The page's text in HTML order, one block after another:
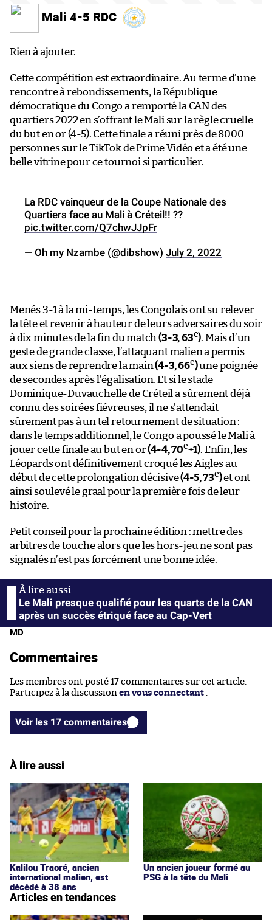
Mali 4-5 RDC
Rien à ajouter.
Cette compétition est extraordinaire. Au terme d’une
rencontre à rebondissements, la République
démocratique du Congo a remporté la CAN des
quartiers 2022 en s’offrant le Mali sur la règle cruelle
du but en or (4-5). Cette finale a réuni près de 8000
personnes sur le TikTok de Prime Vidéo et a été une
belle vitrine pour ce tournoi si particulier.
La RDC vainqueur de la Coupe Nationale des
Quartiers face au Mali à Créteil!! ??
pic.twitter.com/Q7chwJJpFr
— Oh my Nzambe (@dibshow) July 2, 2022
Menés 3-1 à la mi-temps, les Congolais ont su relever
la tête et revenir à hauteur de leurs adversaires du soir
à dix minutes de la fin du match(3-3, 63e). Mais d’un
geste de grande classe, l’attaquant malien a permis
aux siens de reprendre la main(4-3, 66e)une poignée
de secondes après l’égalisation. Et si le stade
Dominique-Duvauchelle de Créteil a sûrement déjà
connu des soirées fiévreuses, il ne s’attendait
sûrement pas à un tel retournement de situation :
dans le temps additionnel, le Congo a poussé le Mali à
jouer cette finale au but en or(4-4, 70e+1). Enfin, les
Léopards ont définitivement croqué les Aigles au
début de cette prolongation décisive(4-5, 73e)et ont
ainsi soulevé le graal pour la première fois de leur
histoire.
Petit conseil pour la prochaine édition :mettre des
arbitres de touche alors que les hors-jeu ne sont pas
signalés n’est pas forcément une bonne idée.
Le Mali presque qualifié pour les quarts de la CAN
après un succès étriqué face au Cap-Vert
MD
Commentaires
Les membres ont posté 17 commentaires sur cet article.
Participez à la discussion en vous connectant
Voir les 17 commentaires
À lire aussi
Kalilou Traoré, ancien
international malien, est
décédé à 38 ans
Un ancien joueur formé au
PSG à la tête du Mali
Articles en tendances